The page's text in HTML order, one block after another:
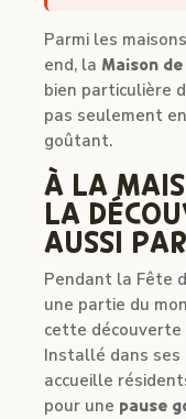
Parmi les
end, la Maison
bien particulière
pas seulement
goûtant.
À LA
LA
AUSSI
Pendant la Fête
une partie du
cette
Installé dans ses
accueille
pour une pause